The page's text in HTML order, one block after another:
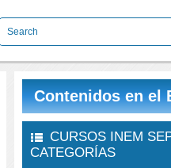
Contenidos en el
CURSOS INEM
CATEGORÍAS